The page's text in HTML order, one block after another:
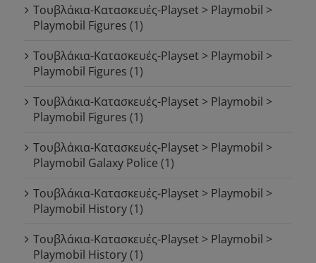
Τουβλάκια-Κατασκευές-Playset > Playmobil >
Playmobil Figures (1)
Τουβλάκια-Κατασκευές-Playset > Playmobil >
Playmobil Figures (1)
Τουβλάκια-Κατασκευές-Playset > Playmobil >
Playmobil Figures (1)
Τουβλάκια-Κατασκευές-Playset > Playmobil >
Playmobil Galaxy Police (1)
Τουβλάκια-Κατασκευές-Playset > Playmobil >
Playmobil History(1)
Τουβλάκια-Κατασκευές-Playset > Playmobil >
Playmobil History(1)